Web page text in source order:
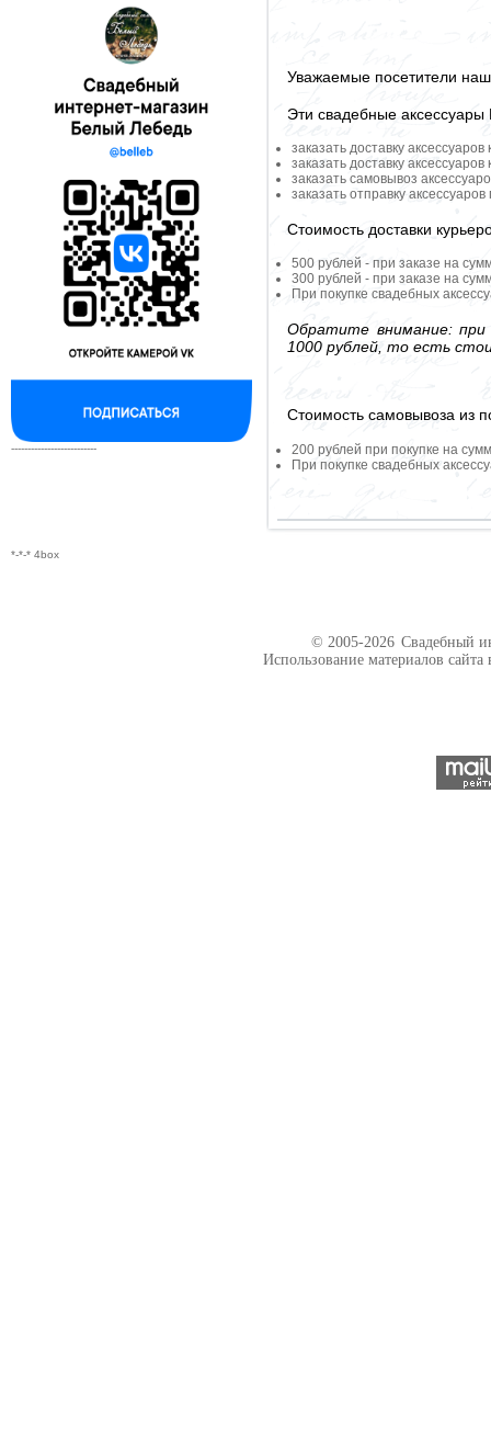
--------------------------
*-*-* 4box
Уважаемые посетители
Эти свадебные
заказать доставку
заказать доставку
заказать самовывоз
заказать отправку
Стоимость доставки
500 рублей - при заказе на
300 рублей - при заказе на
При покупке свадебных
Обратите внимание: при
1000 рублей, то есть
Стоимость самовывоза из
200 рублей при покупке на
При покупке свадебных
© 2005-2026 Свадебный
Использование материалов